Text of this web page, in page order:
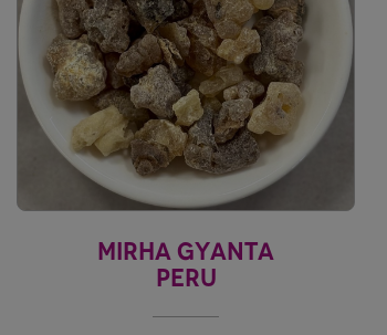
MIRHA GYANTA
PERU